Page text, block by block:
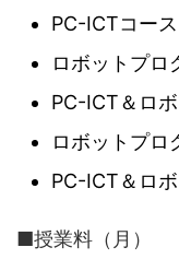
PC-ICTコー
ロボットプロ
PC-ICT＆ロ
ロボットプ
PC-ICT＆ロ
■授業料（月）